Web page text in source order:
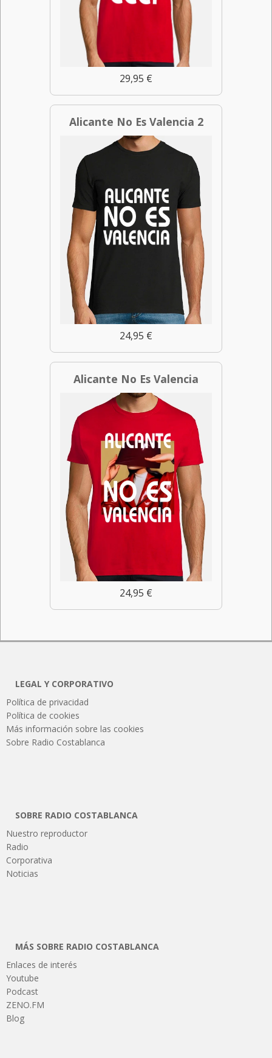
29,95 €
Alicante No Es Valencia 2
24,95 €
Alicante No Es Valencia
24,95 €
LEGAL Y CORPORATIVO
Política de privacidad
Política de cookies
Más información sobre las cookies
Sobre Radio Costablanca
SOBRE RADIO COSTABLANCA
Nuestro reproductor
Radio
Corporativa
Noticias
MÁS SOBRE RADIO COSTABLANCA
Enlaces de interés
Youtube
Podcast
ZENO.FM
Blog